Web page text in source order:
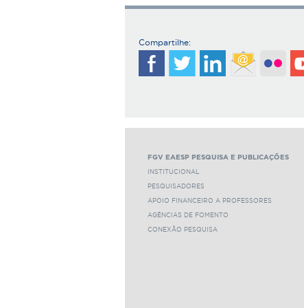
Compartilhe:
FGV EAESP PESQUISA E PUBLICAÇÕES
INSTITUCIONAL
PESQUISADORES
APOIO FINANCEIRO A PROFESSORES
AGÊNCIAS DE FOMENTO
CONEXÃO PESQUISA